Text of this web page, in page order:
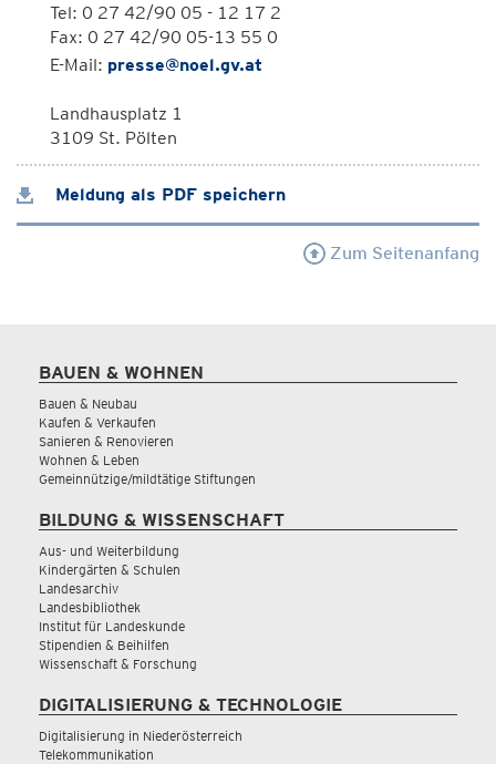
Tel: 0 27 42/90 05 - 12 17 2
Fax: 0 27 42/90 05-13 55 0
E-Mail: presse@noel.gv.at
Landhausplatz 1
3109 St. Pölten
Meldung als PDF speichern
Zum Seitenanfang
BAUEN & WOHNEN
Bauen & Neubau
Kaufen & Verkaufen
Sanieren & Renovieren
Wohnen & Leben
Gemeinnützige/mildtätige Stiftungen
BILDUNG & WISSENSCHAFT
Aus- und Weiterbildung
Kindergärten & Schulen
Landesarchiv
Landesbibliothek
Institut für Landeskunde
Stipendien & Beihilfen
Wissenschaft & Forschung
DIGITALISIERUNG & TECHNOLOGIE
Digitalisierung in Niederösterreich
Telekommunikation